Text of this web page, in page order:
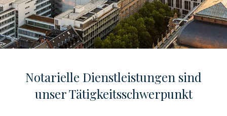
Notarielle Dienstleistungen sind
unser Tätigkeitsschwerpunkt